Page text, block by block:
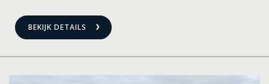
BEKIJK DETAILS